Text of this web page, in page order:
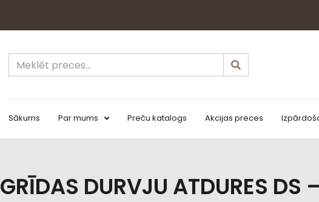
Sākums Par mums Preču katalogs Akcijas preces
GRĪDAS DURVJU ATDURES DS